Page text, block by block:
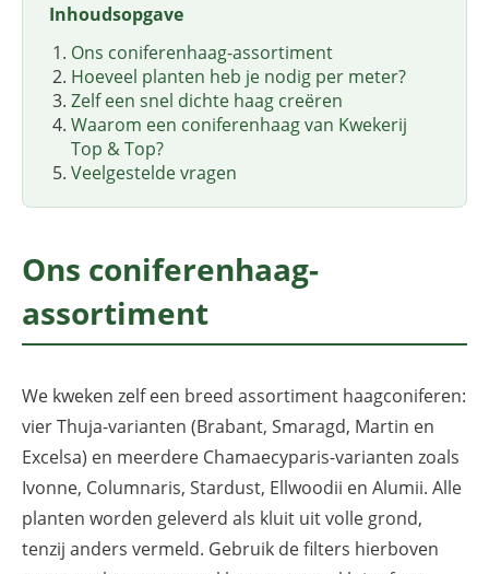
Inhoudsopgave
Ons coniferenhaag-assortiment
Hoeveel planten heb je nodig per meter?
Zelf een snel dichte haag creëren
Waarom een coniferenhaag van Kwekerij
Top & Top?
Veelgestelde vragen
Ons coniferenhaag-
assortiment
We kweken zelf een breed assortiment haagconiferen:
vier Thuja-varianten (Brabant, Smaragd, Martin en
Excelsa) en meerdere Chamaecyparis-varianten zoals
Ivonne, Columnaris, Stardust, Ellwoodii en Alumii. Alle
planten worden geleverd als kluit uit volle grond,
tenzij anders vermeld. Gebruik de filters hierboven